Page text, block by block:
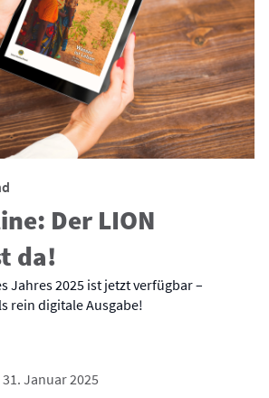
Der LION
da!
Jahres 2025 ist jetzt verfügbar –
rein digitale Ausgabe!
Januar 2025